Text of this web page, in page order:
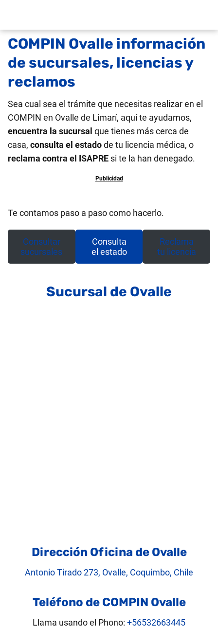
COMPIN Ovalle información
de sucursales, licencias y
reclamos
Sea cual sea el trámite que necesitas realizar en el
COMPIN en Ovalle de Limarí, aquí te ayudamos,
encuentra la sucursal que tienes más cerca de
casa, consulta el estadode tu licencia médica, o
reclama contra el ISAPRE si te la han denegado.
Te contamos paso a paso como hacerlo.
Consultar
sucursales
Consulta
el estado
Reclama
tu licencia
Sucursal de Ovalle
Dirección Oficina de Ovalle
Antonio Tirado 273, Ovalle, Coquimbo, Chile
Teléfono de COMPIN Ovalle
Llama usando el Phono: +56532663445